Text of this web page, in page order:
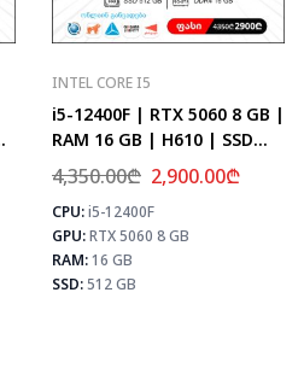
⚡ MAX FPS
CS2
156
PUBG
101
Fortnite
119
INTEL CORE I5
i5-12400F | RTX 5060 8 GB |
RAM 16 GB | H610 | SSD
512 GB
4,350.00₾ 2,900.00₾
CPU:i5-12400F
GPU:RTX 5060 8 GB
RAM:16 GB
SSD:512 GB